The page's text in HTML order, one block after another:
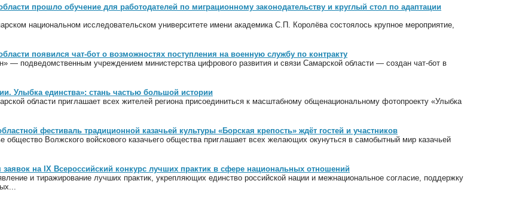
прошло обучение для работодателей по миграционному законодательству и круглый стол по адаптации
национальном исследовательском университете имени академика С.П. Королёва состоялось крупное мероприятие,
появился чат-бот о возможностях поступления на военную службу по контракту
— подведомственным учреждением министерства цифрового развития и связи Самарской области — создан чат-бот в
Улыбка единства»: стань частью большой истории
области приглашает всех жителей региона присоединиться к масштабному общенациональному фотопроекту «Улыбка
фестиваль традиционной казачьей культуры «Борская крепость» ждёт гостей и участников
общество Волжского войскового казачьего общества приглашает всех желающих окунуться в самобытный мир казачьей
на IX Всероссийский конкурс лучших практик в сфере национальных отношений
и тиражирование лучших практик, укрепляющих единство российской нации и межнациональное согласие, поддержку